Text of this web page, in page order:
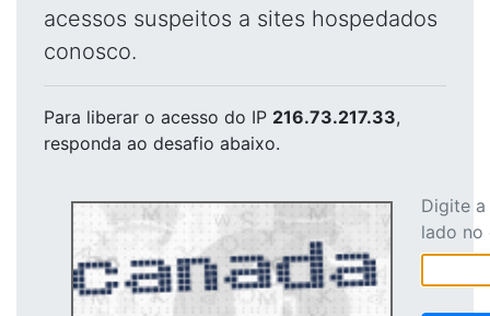
acessos suspeitos a sites hospedados
conosco.
Para liberar o acesso do IP 216.73.217.33,
responda ao desafio abaixo.
Digite
lado no